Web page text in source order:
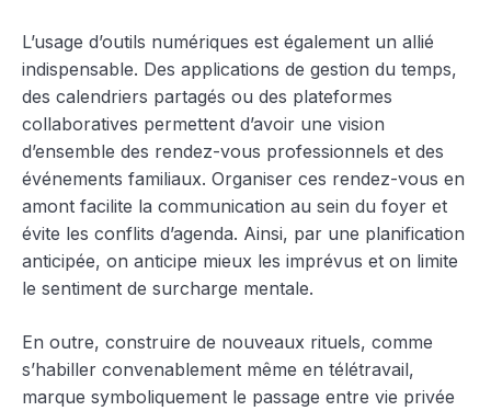
L’usage d’outils numériques est également un allié
indispensable. Des applications de gestion du temps,
des calendriers partagés ou des plateformes
collaboratives permettent d’avoir une vision
d’ensemble des rendez-vous professionnels et des
événements familiaux. Organiser ces rendez-vous en
amont facilite la communication au sein du foyer et
évite les conflits d’agenda. Ainsi, par une planification
anticipée, on anticipe mieux les imprévus et on limite
le sentiment de surcharge mentale.
En outre, construire de nouveaux rituels, comme
s’habiller convenablement même en télétravail,
marque symboliquement le passage entre vie privée